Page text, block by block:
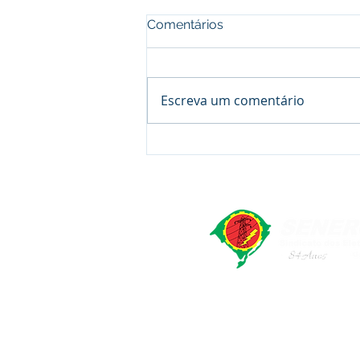
Comentários
Escreva um comentário